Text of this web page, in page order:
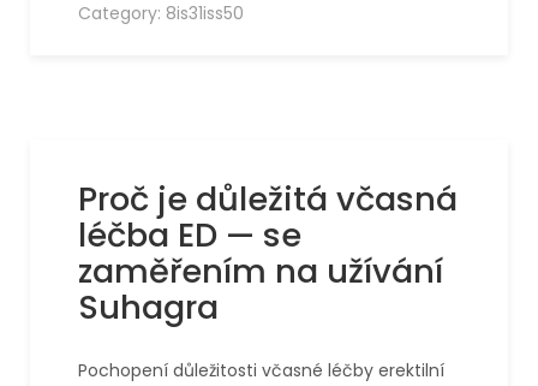
Category: 8is31iss50
Proč je důležitá včasná
léčba ED — se
zaměřením na užívání
Suhagra
Pochopení důležitosti včasné léčby erektilní